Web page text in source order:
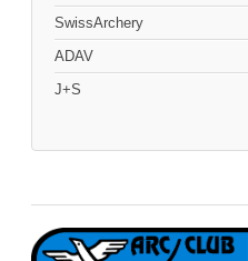
SwissArchery
ADAV
J+S